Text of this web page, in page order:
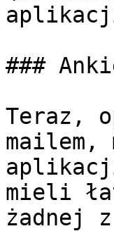
###
Teraz,
mailem,
mieli
żadnej